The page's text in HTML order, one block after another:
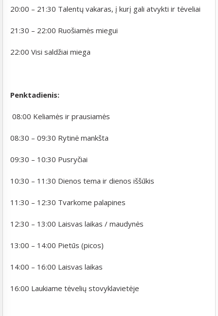
20:00 – 21:30 Talentų vakaras, į kurį gali atvykti ir tėveliai
21:30 – 22:00 Ruošiamės miegui
22:00 Visi saldžiai miega
Penktadienis:
08:00 Keliamės ir prausiamės
08:30 – 09:30 Rytinė mankšta
09:30 – 10:30 Pusryčiai
10:30 – 11:30 Dienos tema ir dienos iššūkis
11:30 – 12:30 Tvarkome palapines
12:30 – 13:00 Laisvas laikas / maudynės
13:00 – 14:00 Pietūs (picos)
14:00 – 16:00 Laisvas laikas
16:00 Laukiame tėvelių stovyklavietėje